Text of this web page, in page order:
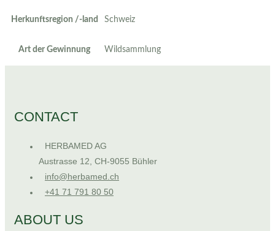
Herkunftsregion /-land Schweiz
Art der Gewinnung Wildsammlung
CONTACT
HERBAMED AG
Austrasse 12, CH-9055 Bühler
info@herbamed.ch
+41 71 791 80 50
ABOUT US